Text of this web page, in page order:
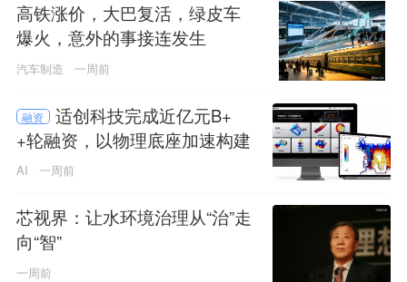
高铁涨价，大巴复活，绿皮车
爆火，意外的事接连发生
汽车制造 一周前
融资
适创科技完成近亿元B+
+轮融资，以物理底座加速构建
超级工业智能体
AI 一周前
芯视界：让水环境治理从“治”走
向“智”
一周前